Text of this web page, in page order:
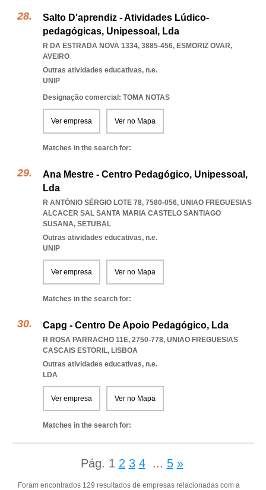
Salto D'aprendiz - Atividades Lúdico-
pedagógicas, Unipessoal, Lda
R DA ESTRADA NOVA 1334, 3885-456, ESMORIZ OVAR,
AVEIRO
Outras atividades educativas, n.e.
UNIP
Designação comercial: TOMA NOTAS
Ver empresa Ver no Mapa
Matches in the search for:
Ana Mestre - Centro Pedagógico, Unipessoal,
Lda
R ANTÓNIO SÉRGIO LOTE 78, 7580-056, UNIAO FREGUESIAS
ALCACER SAL SANTA MARIA CASTELO SANTIAGO
SUSANA, SETUBAL
Outras atividades educativas, n.e.
UNIP
Ver empresa Ver no Mapa
Matches in the search for:
Capg - Centro De Apoio Pedagógico, Lda
R ROSA PARRACHO 11E, 2750-778, UNIAO FREGUESIAS
CASCAIS ESTORIL, LISBOA
Outras atividades educativas, n.e.
LDA
Ver empresa Ver no Mapa
Matches in the search for:
Pág. 1 2 3 4 ... 5 »
Foram encontrados 129 resultados de empresas relacionadas com a